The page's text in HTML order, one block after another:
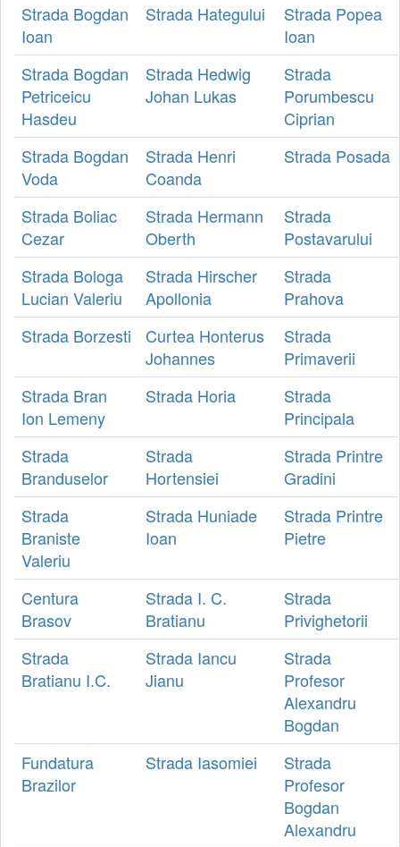
Strada Bogdan
Ioan
Strada Hategului
Strada Popea
Ioan
Strada Bogdan
Petriceicu
Hasdeu
Strada Hedwig
Johan Lukas
Strada
Porumbescu
Ciprian
Strada Bogdan
Voda
Strada Henri
Coanda
Strada Posada
Strada Boliac
Cezar
Strada Hermann
Oberth
Strada
Postavarului
Strada Bologa
Lucian Valeriu
Strada Hirscher
Apollonia
Strada
Prahova
Strada Borzesti
Curtea Honterus
Johannes
Strada
Primaverii
Strada Bran
Ion Lemeny
Strada Horia
Strada
Principala
Strada
Branduselor
Strada
Hortensiei
Strada Printre
Gradini
Strada
Braniste
Valeriu
Strada Huniade
Ioan
Strada Printre
Pietre
Centura
Brasov
Strada I. C.
Bratianu
Strada
Privighetorii
Strada
Bratianu I.C.
Strada Iancu
Jianu
Strada
Profesor
Alexandru
Bogdan
Fundatura
Brazilor
Strada Iasomiei
Strada
Profesor
Bogdan
Alexandru